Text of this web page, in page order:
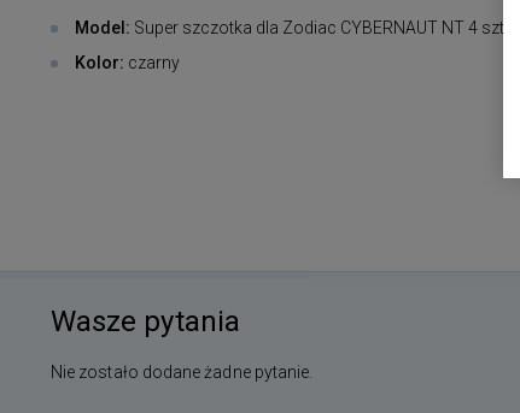
Model: Super szczotka dla Zodiac CYBERNAUT NT 4 szt.
Kolor: czarny
Wasze pytania
Nie zostało dodane żadne pytanie.